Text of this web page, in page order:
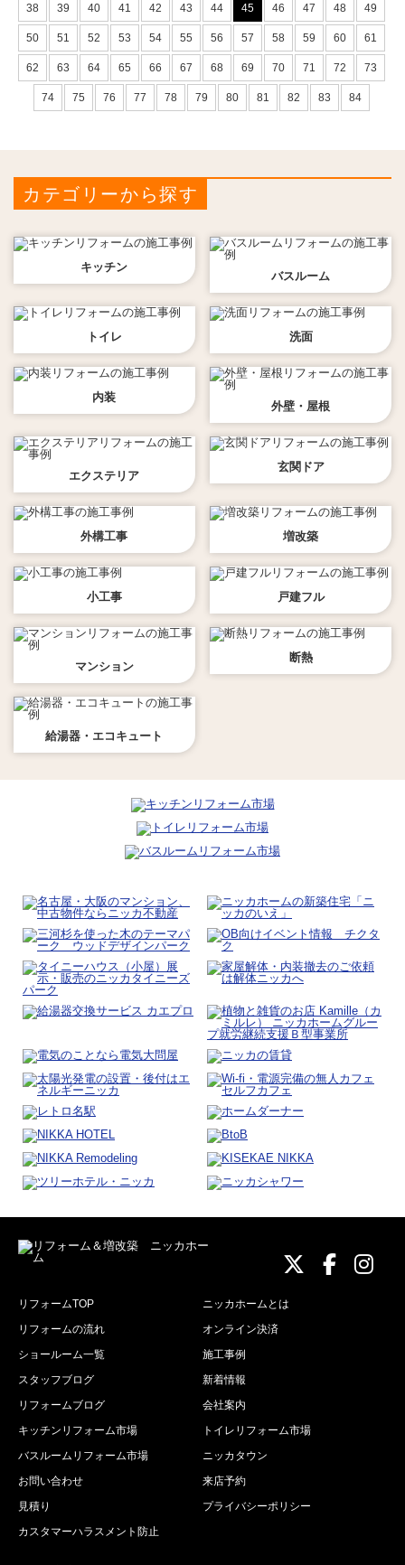
38 39 40 41 42 43 44 45 46 47 48 49
50 51 52 53 54 55 56 57 58 59 60 61
62 63 64 65 66 67 68 69 70 71 72 73
74 75 76 77 78 79 80 81 82 83 84
カテゴリーから探す
キッチン
バスルーム
トイレ 洗面
内装
外壁・屋根
エクステリア
玄関ドア
外構工事 増改築
小工事 戸建フル
マンション
断熱
給湯器・エコキュート
ニッカ
ニッニ
リフォームTOP
ニッカホームとは
リフォームの流れ
オンライン決済
ショールーム一覧
施工事例
スタッフブログ
新着情報
リフォームブログ
会社案内
キッチンリフォーム市場
トイレリフォーム市場
バスルームリフォーム市場
ニッカタウン
お問い合わせ
来店予約
見積り
プライバシーポリシー
カスタマーハラスメント防止